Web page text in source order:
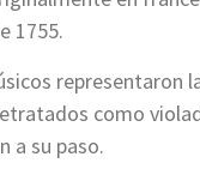
1755.
representaron
como
a su paso.